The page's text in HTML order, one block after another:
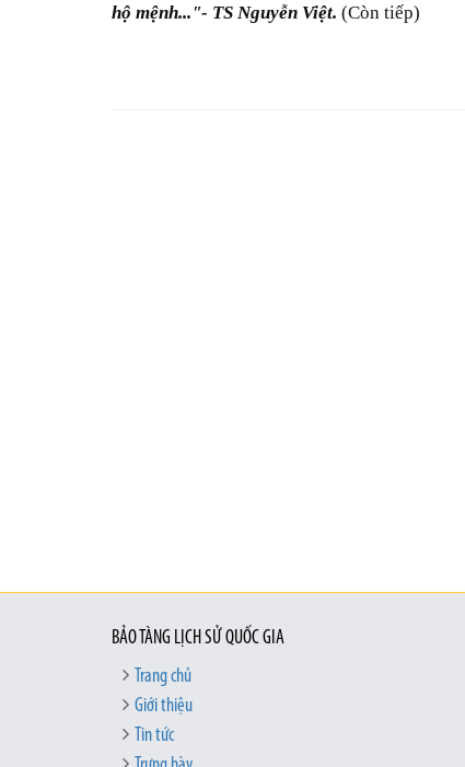
hộ mệnh..."- TS Nguyễn Việt. (Còn tiếp)
BẢO TÀNG LỊCH SỬ QUỐC GIA
Trang chủ
Giới thiệu
Tin tức